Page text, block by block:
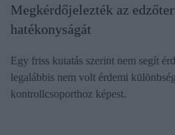
Megkérdőjelezték az
hatékonyságát
Egy friss kutatás szerint nem segít
legalábbis nem volt érdemi
kontrollcsoporthoz képest.